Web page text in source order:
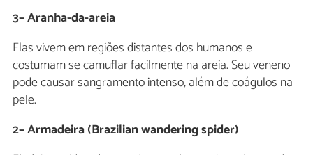
3– Aranha-da-areia
Elas vivem em regiões distantes dos humanos e
costumam se camuflar facilmente na areia. Seu veneno
pode causar sangramento intenso, além de coágulos na
pele.
2– Armadeira (Brazilian wandering spider)